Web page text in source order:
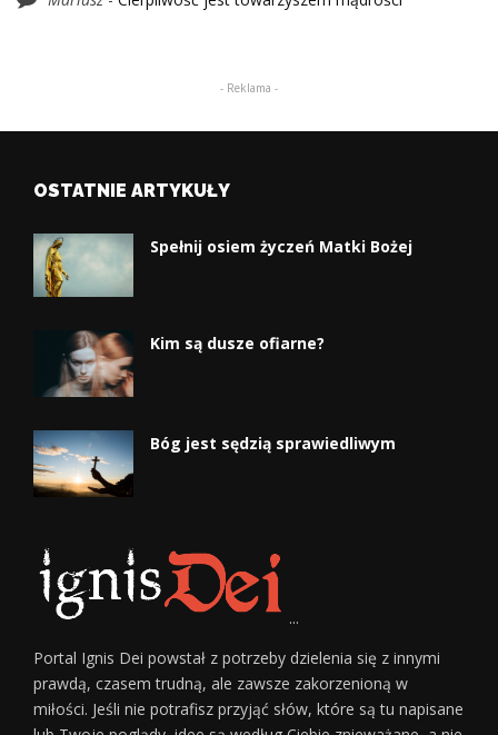
- Reklama -
OSTATNIE ARTYKUŁY
Spełnij osiem życzeń Matki Bożej
Kim są dusze ofiarne?
Bóg jest sędzią sprawiedliwym
...
Portal Ignis Dei powstał z potrzeby dzielenia się z innymi
prawdą, czasem trudną, ale zawsze zakorzenioną w
miłości. Jeśli nie potrafisz przyjąć słów, które są tu napisane